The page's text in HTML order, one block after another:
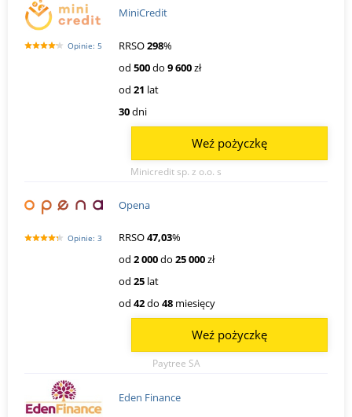
Opinie: 5
MiniCredit
RRSO298%
od 500do 9 600zł
od 21 lat
30dni
Minicredit sp. z o.o. s
Weź pożyczkę
Opinie: 3
Opena
RRSO47,03%
od 2 000do 25 000zł
od 25 lat
od 42do 48 miesięcy
Paytree SA
Weź pożyczkę
Eden Finance